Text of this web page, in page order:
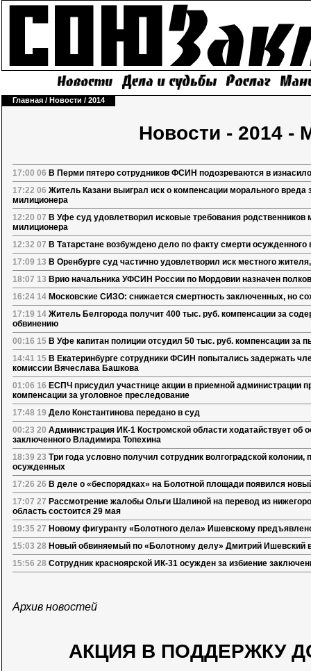
Главная / Новости / 2014
Новости - 2014 -
17:00 06 В Перми пятеро сотрудников ФСИН подозреваются в
17:22 06 Житель Казани выиграл иск о компенсации морального вреда
милиционера
12:20 07 В Уфе суд удовлетворил исковые требования родственников
милиционера
12:32 07 В Татарстане возбуждено дело по факту смерти осужденного
17:09 13 В Оренбурге суд частично удовлетворил иск местного
18:07 13 Врио начальника УФСИН России по Мордовии назначен
16:24 14 Московские СИЗО: снижается смертность заключенных, но
17:19 14 Житель Белгорода получит 400 тыс. руб. компенсации за
обвинению
00:16 15 В Уфе капитан полиции отсудил 50 тыс. руб. компенсации за
14:41 15 В Екатеринбурге сотрудники ФСИН попытались задержать
комиссии Вячеслава Башкова
01:06 16 ЕСПЧ присудил участнице акции в приемной администрации
компенсации за уголовное преследование
17:48 19 Дело Константинова передано в суд
00:23 20 Администрация ИК-1 Костромской области ходатайствует об
заключенного Владимира Топехина
18:39 23 Три года условно получил сотрудник волгоградской колонии,
осужденных
17:26 26 В деле о «беспорядках» на Болотной площади появился
17:07 27 Рассмотрение жалобы Ольги Шалиной на перевод из
область состоится 29 мая
19:35 27 Новому фигуранту «Болотного дела» Ишевскому
15:03 28 Новый обвиняемый по «Болотному делу» Дмитрий Ишевский
15:56 28 Сотрудник красноярской ИК-31 осужден за избиение
Архив новостей
АКЦИЯ В ПОДДЕРЖКУ